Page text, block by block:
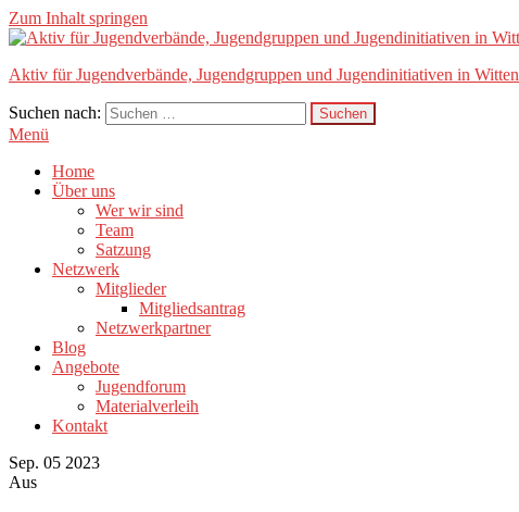
Zum Inhalt springen
Aktiv für Jugendverbände, Jugendgruppen und Jugendinitiativen in Witten
Suchen nach:
Menü
Home
Über uns
Wer wir sind
Team
Satzung
Netzwerk
Mitglieder
Mitgliedsantrag
Netzwerkpartner
Blog
Angebote
Jugendforum
Materialverleih
Kontakt
Sep. 05 2023
Aus